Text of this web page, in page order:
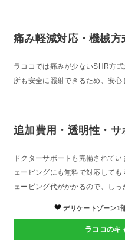
痛み軽減対応・機械方
ラココでは痛みが少ないSHR方
所も安全に照射できるため、安心
追加費用・透明性・サ
ドクターサポートも完備されて
ェービングにも無料で対応して
ェービング代がかかるので、しっ
デリケートゾーン1
ラココのキ